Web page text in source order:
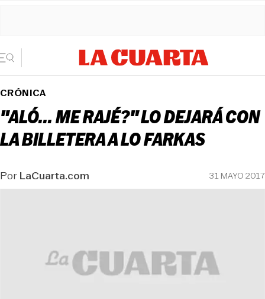
CRÓNICA
"ALÓ... ME RAJÉ?" LO DEJARÁ CON
LA BILLETERA A LO FARKAS
PorLaCuarta.com 31 MAYO 2017